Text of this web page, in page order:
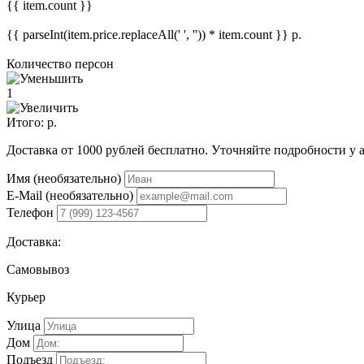
{{ item.count }}
{{ parseInt(item.price.replaceAll(' ', '')) * item.count }} р.
Количество персон
1
Итого: р.
Доставка от 1000 рублей бесплатно. Уточняйте подробности у
Имя (необязательно)
E-Mail (необязательно)
Телефон
Доставка:
Самовывоз
Курьер
Улица
Дом
Подъезд